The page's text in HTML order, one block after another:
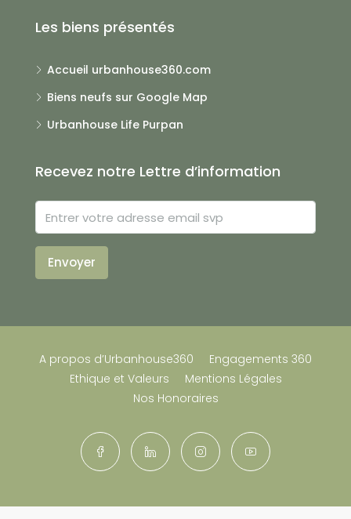
Les biens présentés
Accueil urbanhouse360.com
Biens neufs sur Google Map
Urbanhouse Life Purpan
Recevez notre Lettre d’information
Envoyer
A propos d’Urbanhouse360
Engagements 360
Ethique et Valeurs
Mentions Légales
Nos Honoraires